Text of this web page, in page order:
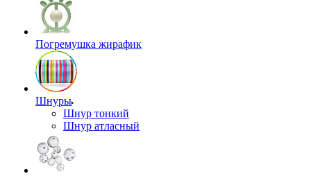
Погремушка жирафик
Шнуры
Шнур тонкий
Шнур атласный